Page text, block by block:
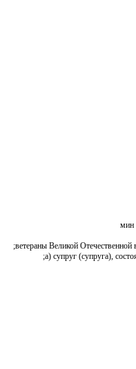
а) супруг (супруга),